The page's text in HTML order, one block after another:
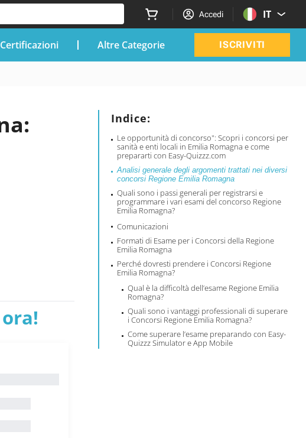
Accedi IT
Certificazioni Altre Categorie ISCRIVITI
Indice:
Le opportunità di concorso": Scopri i concorsi per
sanità e enti locali in Emilia Romagna e come
prepararti con Easy-Quizzz.com
Analisi generale degli argomenti trattati nei diversi
concorsi Regione Emilia Romagna
Quali sono i passi generali per registrarsi e
programmare i vari esami del concorso Regione
Emilia Romagna?
Comunicazioni
Formati di Esame per i Concorsi della Regione
Emilia Romagna
Perché dovresti prendere i Concorsi Regione
Emilia Romagna?
Qual è la difficoltà dell’esame Regione Emilia
Romagna?
Quali sono i vantaggi professionali di superare
i Concorsi Regione Emilia Romagna?
Come superare l’esame preparando con Easy-
Quizzz Simulator e App Mobile